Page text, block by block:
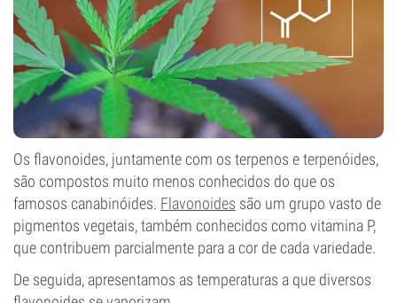
Os flavonoides, juntamente com os terpenos e terpenóides,
são compostos muito menos conhecidos do que os
famosos canabinóides. Flavonoides são um grupo vasto de
pigmentos vegetais, também conhecidos como vitamina P,
que contribuem parcialmente para a cor de cada variedade.
De seguida, apresentamos as temperaturas a que diversos